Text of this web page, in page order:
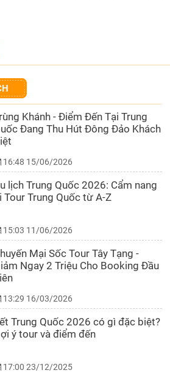
Khánh - Điểm Đến Tại Trung
Đang Thu Hút Đông Đảo Khách
16:48 15/06/2026
lịch Trung Quốc 2026: Cẩm nang
Tour Trung Quốc từ A-Z
15:03 11/06/2026
Mại Sốc Tour Tây Tạng -
Ngay 2 Triệu Cho Booking Đầu
13:29 16/03/2026
Trung Quốc 2026 có gì đặc biệt?
ý tour và điểm đến
17:00 23/12/2025